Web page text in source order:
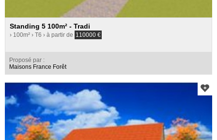
Standing 5 100m² - Tradi
› 100m² › T6 › à partir de 110000 €
Proposé par :
Maisons France Forêt